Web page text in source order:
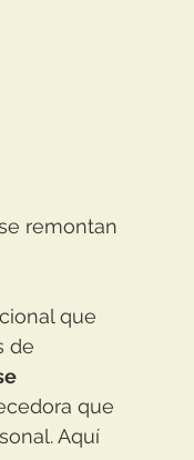
remontan
que
de
que
Aquí